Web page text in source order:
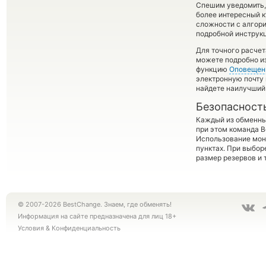
Спешим
более интересный
сложности с
подробной
Для точного
можете подробно
функцию
электронную
найдете
Каждый из
при этом команда
Использование
пунктах. При
размер резервов и
© 2007-2026 BestChange. Знаем, где обменять!
Информация на сайте предназначена для лиц 18+
Условия & Конфиденциальность